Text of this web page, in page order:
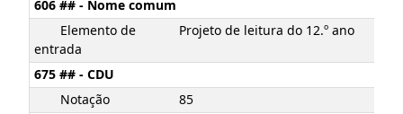
606 ## - Nome comum
Elemento de
entrada
Projeto de leitura do 12.º ano
675 ## - CDU
Notação
85